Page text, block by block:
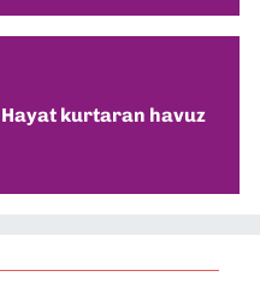
Hayat kurtaran havuz